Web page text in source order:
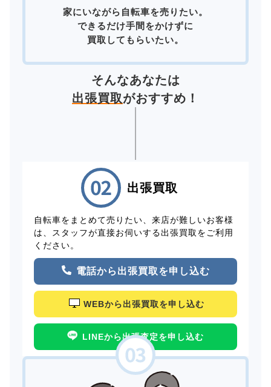
家にいながら自転車を売りたい。
できるだけ手間をかけずに
買取してもらいたい。
そんなあなたは
出張買取がおすすめ！
出張買取
自転車をまとめて売りたい、来店が難しいお客様
は、スタッフが直接お伺いする出張買取をご利用
ください。
電話から出張買取を申し込む
WEBから出張買取を申し込む
LINEから出張査定を申し込む